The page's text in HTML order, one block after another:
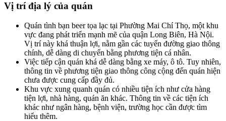
Vị trí địa lý của quán
Quán tình bạn beer tọa lạc tại Phường Mai Chí Thọ, một khu
vực đang phát triển mạnh mẽ của quận Long Biên, Hà Nội.
Vị trí này khá thuận lợi, nằm gần các tuyến đường giao thông
chính, dễ dàng di chuyển bằng phương tiện cá nhân.
Việc tiếp cận quán khá dễ dàng bằng xe máy, ô tô. Tuy nhiên,
thông tin về phương tiện giao thông công cộng đến quán hiện
chưa được cung cấp đầy đủ.
Khu vực xung quanh quán có nhiều tiện ích như cửa hàng
tiện lợi, nhà hàng, quán ăn khác. Thông tin về các tiện ích
khác như ngân hàng, bệnh viện, trường học cần được tìm
hiểu thêm.